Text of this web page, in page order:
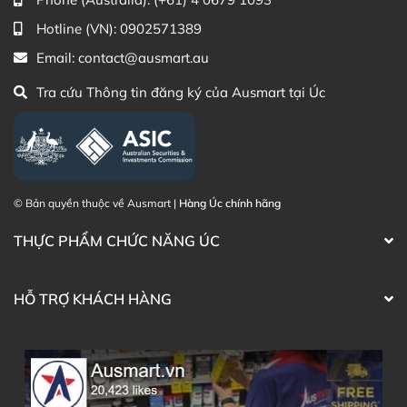
Điện thoại liên hệ đặt hàng:
Thạc sĩ Điều dưỡng & Cố vấn sản
phẩm Lily Huỳnh
dung
Hotline (VN): 0902571389
Email: contact@ausmart.au
Tra cứu Thông tin đăng ký của Ausmart tại Úc
© Bản quyền thuộc về Ausmart | Hàng Úc chính hãng
THỰC PHẨM CHỨC NĂNG ÚC
HỖ TRỢ KHÁCH HÀNG